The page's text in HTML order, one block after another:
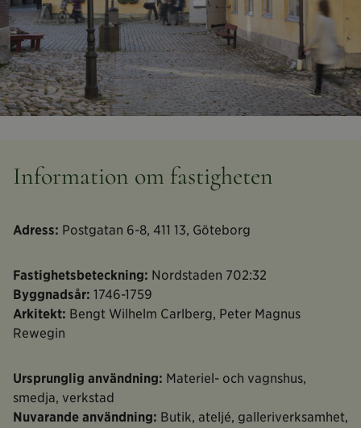
Information om fastigheten
Adress: Postgatan 6-8, 411 13, Göteborg
Fastighetsbeteckning: Nordstaden 702:32
Byggnadsår: 1746-1759
Arkitekt: Bengt Wilhelm Carlberg, Peter Magnus
Rewegin
Ursprunglig användning: Materiel- och vagnshus,
smedja, verkstad
Nuvarande användning: Butik, ateljé, galleriverksamhet,